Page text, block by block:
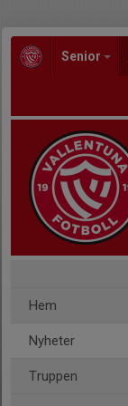
Senior
Hem
Nyheter
Truppen